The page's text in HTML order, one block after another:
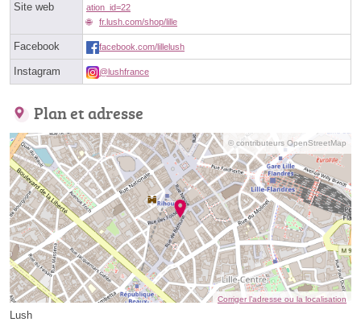
Site web
ation_id=22
fr.lush.com/shop/lille
Facebook facebook.com/lillelush
Instagram @lushfrance
Plan et adresse
© contributeurs OpenStreetMap
Corriger l’adresse ou la localisation
Lush